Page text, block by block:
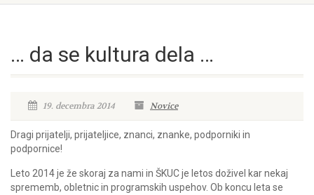
… da se kultura dela …
19. decembra 2014 Novice
Dragi prijatelji, prijateljice, znanci, znanke, podporniki in
podpornice!
Leto 2014 je že skoraj za nami in ŠKUC je letos doživel kar nekaj
sprememb, obletnic in programskih uspehov. Ob koncu leta se